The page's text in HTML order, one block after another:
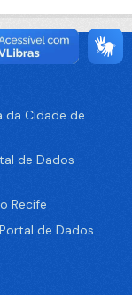
da Cidade de
de Dados
Recife
de Dados